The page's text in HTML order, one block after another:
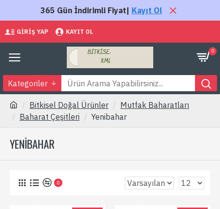
365 Gün İndirimli Fiyat| Kayıt Ol
GIRIŞ YAP KAYIT OL
0
Kategoriler
Bitkisel Doğal Ürünler
Mutfak Baharatları
Baharat Çeşitleri
Yenibahar
YENIBAHAR
0